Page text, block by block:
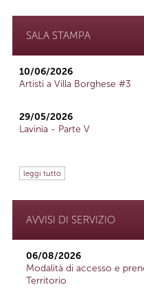
SALA STAMPA
10/06/2026
Artisti a Villa Borghese #3
29/05/2026
Lavinia - Parte V
leggi tutto
AVVISI DI SERVIZIO
06/08/2026
Modalità di accesso e
Territorio